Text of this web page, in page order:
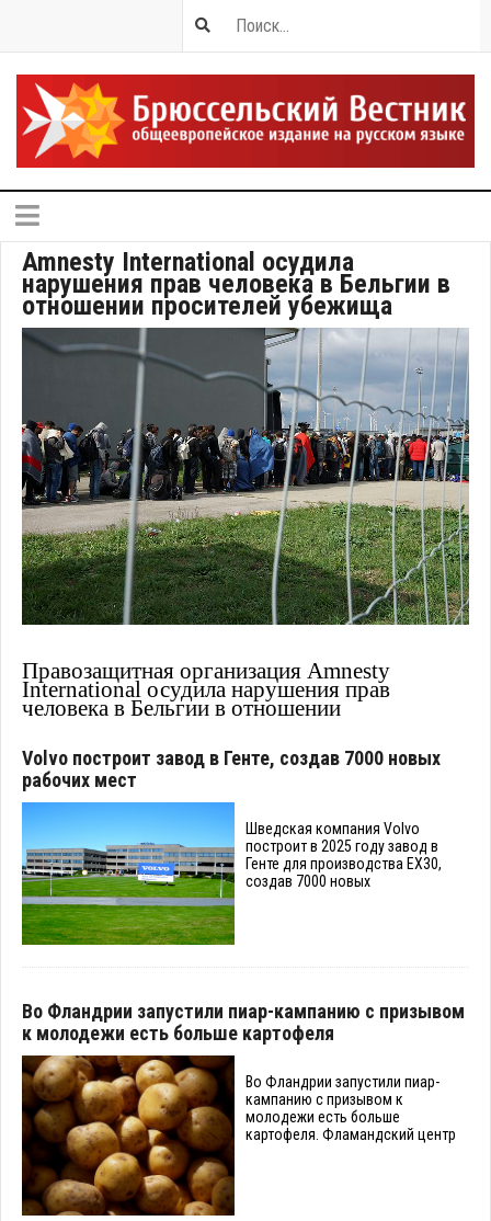
Amnesty International осудила
нарушения прав человека в Бельгии в
отношении просителей убежища
Правозащитная организация Amnesty
International осудила нарушения прав
человека в Бельгии в отношении
Volvo построит завод в Генте, создав 7000 новых
рабочих мест
Шведская компания Volvo
построит в 2025 году завод в
Генте для производства EX30,
создав 7000 новых
Во Фландрии запустили пиар-кампанию с призывом
к молодежи есть больше картофеля
Во Фландрии запустили пиар-
кампанию с призывом к
молодежи есть больше
картофеля. Фламандский центр